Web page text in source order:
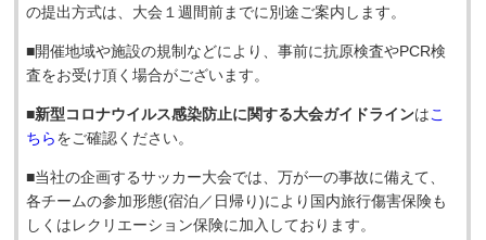
の提出方式は、大会１週間前までに別途ご案内します。
■開催地域や施設の規制などにより、事前に抗原検査やPCR検
査をお受け頂く場合がございます。
■新型コロナウイルス感染防止に関する大会ガイドラインはこ
ちらをご確認ください。
■当社の企画するサッカー大会では、万が一の事故に備えて、
各チームの参加形態(宿泊／日帰り)により国内旅行傷害保険も
しくはレクリエーション保険に加入しております。